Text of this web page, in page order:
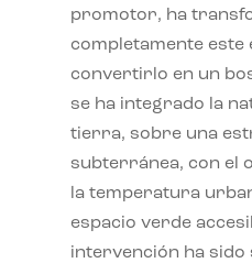
promotor, ha
completamente este
convertirlo en un
se ha integrado la
tierra, sobre una
subterránea, con el
la temperatura
espacio verde
intervención ha sido